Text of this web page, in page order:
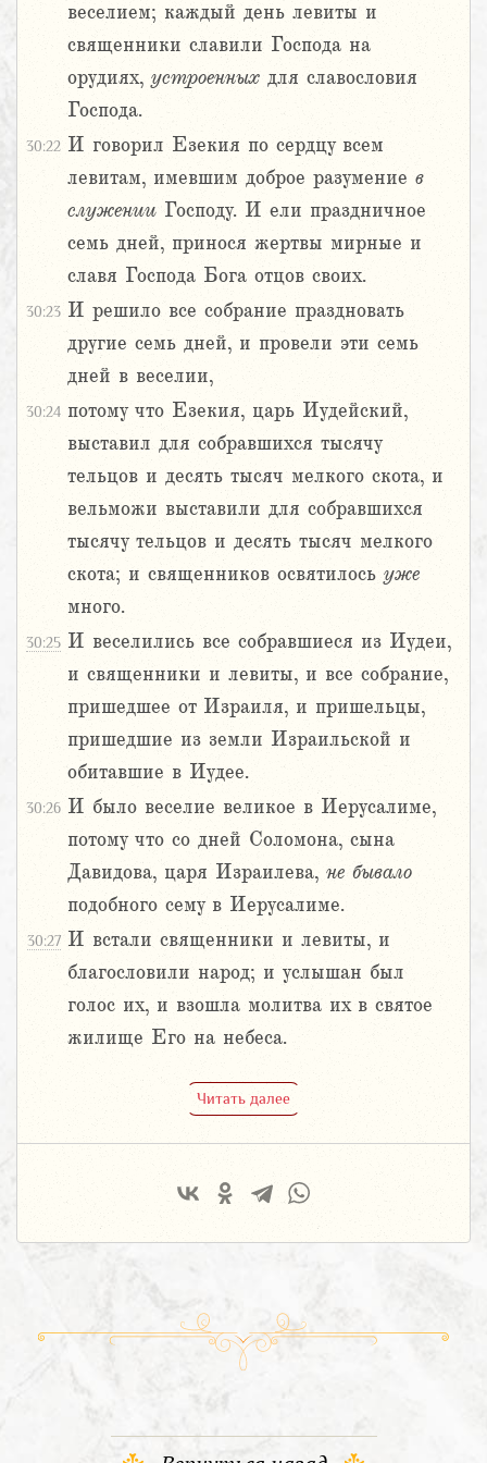
веселием; каждый день левиты и
священники славили Господа на
орудиях, устроенных для славословия
Господа.
30:22 И говорил Езекия по сердцу всем
левитам, имевшим доброе разумение в
служении Господу. И ели праздничное
семь дней, принося жертвы мирные и
славя Господа Бога отцов своих.
30:23 И решило все собрание праздновать
другие семь дней, и провели эти семь
дней в веселии,
30:24 потому что Езекия, царь Иудейский,
выставил для собравшихся тысячу
тельцов и десять тысяч мелкого скота, и
вельможи выставили для собравшихся
тысячу тельцов и десять тысяч мелкого
скота; и священников освятилось уже
много.
30:25 И веселились все собравшиеся из Иудеи,
и священники и левиты, и все собрание,
пришедшее от Израиля, и пришельцы,
пришедшие из земли Израильской и
обитавшие в Иудее.
30:26 И было веселие великое в Иерусалиме,
потому что со дней Соломона, сына
Давидова, царя Израилева, не бывало
подобного сему в Иерусалиме.
30:27 И встали священники и левиты, и
благословили народ; и услышан был
голос их, и взошла молитва их в святое
жилище Его на небеса.
Читать далее